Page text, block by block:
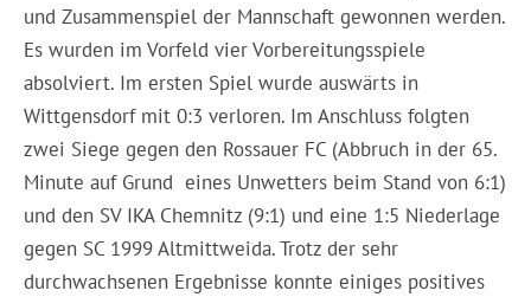
und Zusammenspiel der Mannschaft gewonnen werden.
Es wurden im Vorfeld vier Vorbereitungsspiele
absolviert. Im ersten Spiel wurde auswärts in
Wittgensdorf mit 0:3 verloren. Im Anschluss folgten
zwei Siege gegen den Rossauer FC (Abbruch in der 65.
Minute auf Grund eines Unwetters beim Stand von 6:1)
und den SV IKA Chemnitz (9:1) und eine 1:5 Niederlage
gegen SC 1999 Altmittweida. Trotz der sehr
durchwachsenen Ergebnisse konnte einiges positives